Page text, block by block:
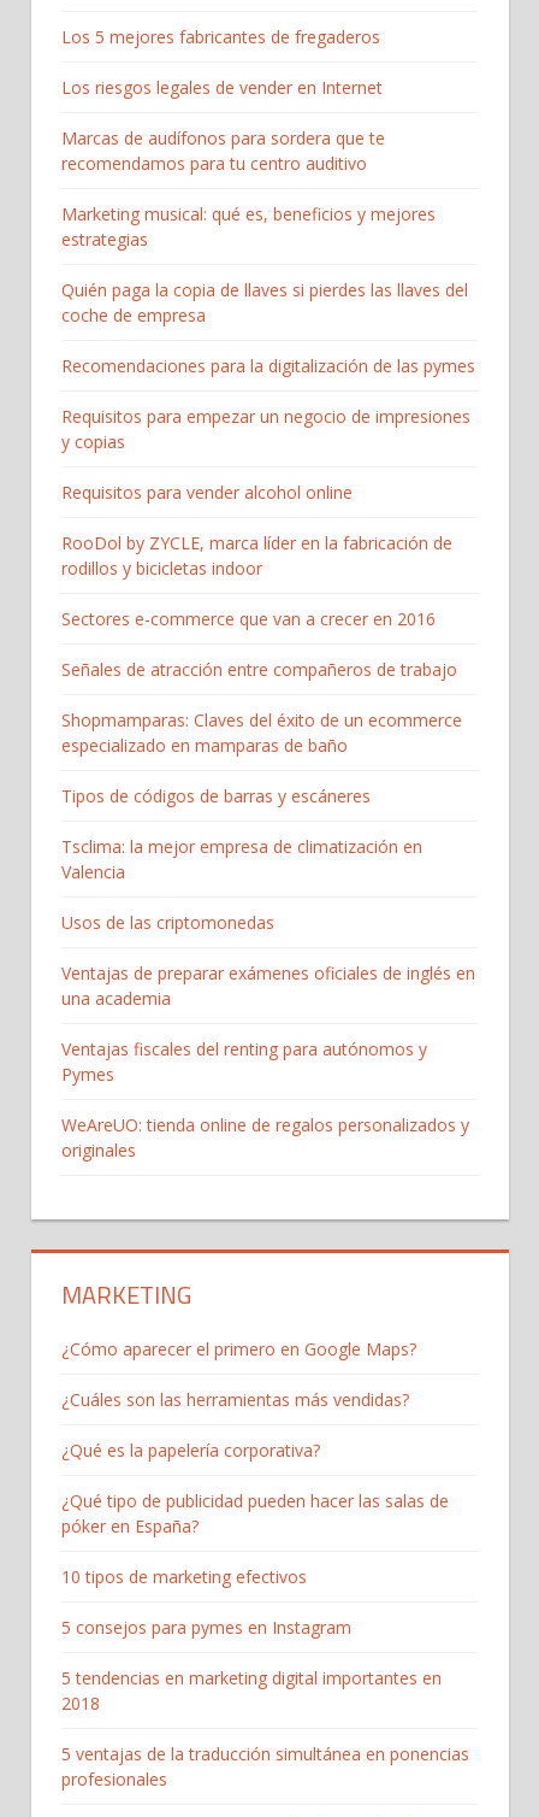
Los 5 mejores fabricantes de fregaderos
Los riesgos legales de vender en Internet
Marcas de audífonos para sordera que te
recomendamos para tu centro auditivo
Marketing musical: qué es, beneficios y mejores
estrategias
Quién paga la copia de llaves si pierdes las llaves del
coche de empresa
Recomendaciones para la digitalización de las pymes
Requisitos para empezar un negocio de impresiones
y copias
Requisitos para vender alcohol online
RooDol by ZYCLE, marca líder en la fabricación de
rodillos y bicicletas indoor
Sectores e-commerce que van a crecer en 2016
Señales de atracción entre compañeros de trabajo
Shopmamparas: Claves del éxito de un ecommerce
especializado en mamparas de baño
Tipos de códigos de barras y escáneres
Tsclima: la mejor empresa de climatización en
Valencia
Usos de las criptomonedas
Ventajas de preparar exámenes oficiales de inglés en
una academia
Ventajas fiscales del renting para autónomos y
Pymes
WeAreUO: tienda online de regalos personalizados y
originales
MARKETING
¿Cómo aparecer el primero en Google Maps?
¿Cuáles son las herramientas más vendidas?
¿Qué es la papelería corporativa?
¿Qué tipo de publicidad pueden hacer las salas de
póker en España?
10 tipos de marketing efectivos
5 consejos para pymes en Instagram
5 tendencias en marketing digital importantes en
2018
5 ventajas de la traducción simultánea en ponencias
profesionales